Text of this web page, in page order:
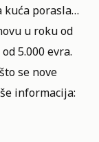
kuća porasla…
u roku od
5.000 evra.
se nove
informacija: